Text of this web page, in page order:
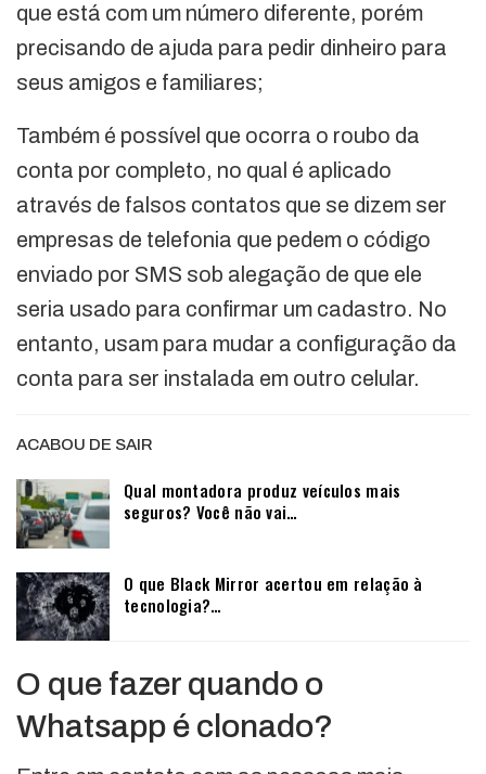
que está com um número diferente, porém
precisando de ajuda para pedir dinheiro para
seus amigos e familiares;
Também é possível que ocorra o roubo da
conta por completo, no qual é aplicado
através de falsos contatos que se dizem ser
empresas de telefonia que pedem o código
enviado por SMS sob alegação de que ele
seria usado para confirmar um cadastro. No
entanto, usam para mudar a configuração da
conta para ser instalada em outro celular.
ACABOU DE SAIR
Qual montadora produz veículos mais
seguros? Você não vai…
O que Black Mirror acertou em relação à
tecnologia?…
O que fazer quando o
Whatsapp é clonado?